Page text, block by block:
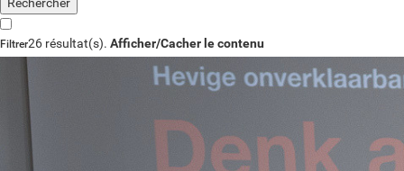
Filtrer26 résultat(s). Afficher/Cacher le contenu
Catégorie d'actualité